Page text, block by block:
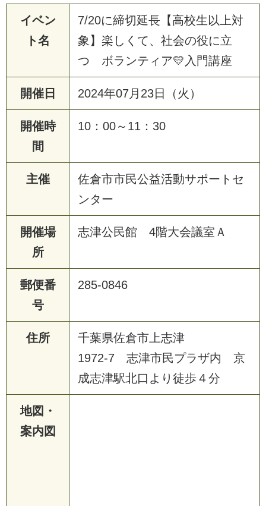
イベン
ト名
7/20に締切延長【高校生以上対
象】楽しくて、社会の役に立
つ ボランティア💛入門講座
開催日 2024年07月23日（火）
開催時
間
10：00～11：30
主催
佐倉市市民公益活動サポートセ
ンター
開催場
所
志津公民館 4階大会議室Ａ
郵便番
号
285-0846
住所
千葉県佐倉市上志津
1972-7 志津市民プラザ内 京
成志津駅北口より徒歩４分
地図・
案内図